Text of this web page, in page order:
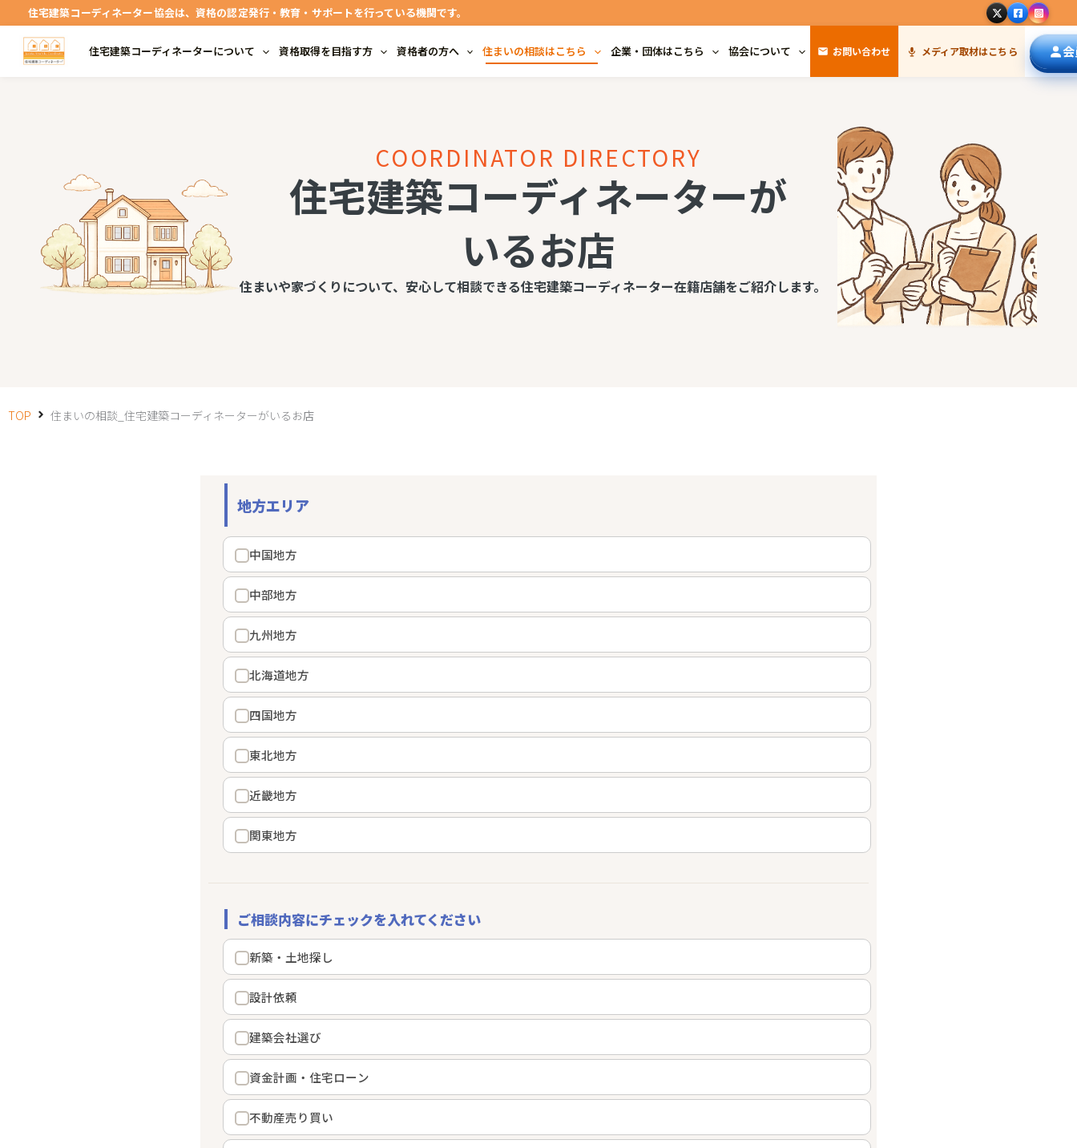
住宅建築コーディネーター協会は、資格の認定発行・教育・サポートを行っている機関です。
住宅建築コーディネーターについて 資格取得を目指す方 資格者の方へ 住まいの相談はこちら 企業・団体はこちら 協会について メディア取材はこちら
お問い合わせ
COORDINATOR DIRECTORY
住宅建築コーディネーターが
いるお店
住まいや家づくりについて、安心して相談できる住宅建築コーディネーター在籍店舗をご紹介します。
TOP 住まいの相談_住宅建築コーディネーターがいるお店
地方エリア
中国地方
中部地方
九州地方
北海道地方
四国地方
東北地方
近畿地方
関東地方
ご相談内容にチェックを入れてください
新築・土地探し
設計依頼
建築会社選び
資金計画・住宅ローン
不動産売り買い